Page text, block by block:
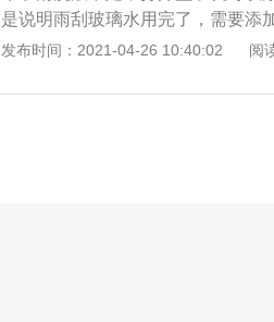
色，雨刮水和清水混合物为浅蓝色
驶视线。固态雨刮精：次序不分先
是说明雨刮玻璃水用完了，需要添
2、清洗液用完了，清洗玻璃的那
了，如果汽车挡风玻璃脏了就没法
发布时间：2021-04-26 10:40:02 阅